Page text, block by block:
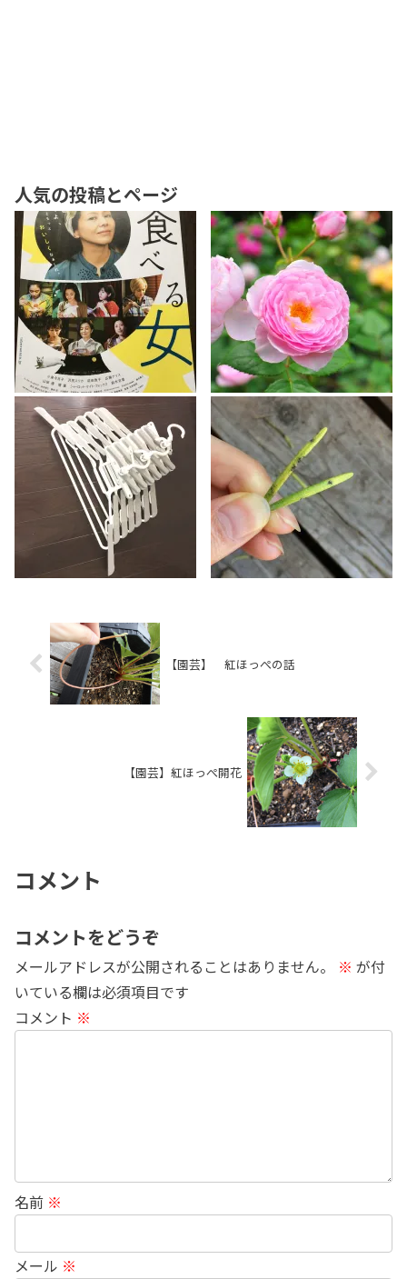
人気の投稿とページ
【園芸】 紅ほっぺの話
【園芸】紅ほっぺ開花
コメント
コメントをどうぞ
メールアドレスが公開されることはありません。 ※ が付
いている欄は必須項目です
コメント ※
名前 ※
メール ※